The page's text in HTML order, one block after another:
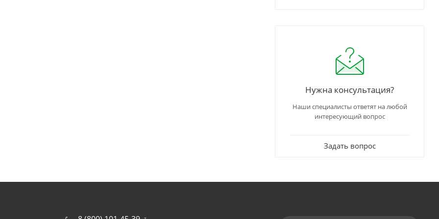
Нужна консультация?
Наши специалисты ответят на любой
интересующий вопрос
Задать вопрос